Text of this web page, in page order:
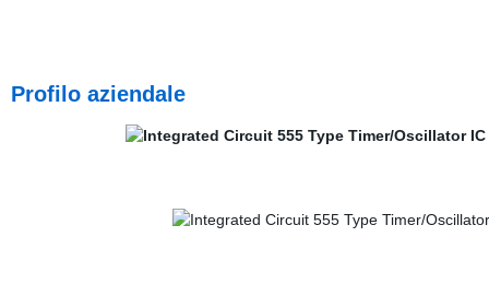
Profilo aziendale